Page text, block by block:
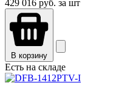
429 016 руб. за шт
В корзину
Есть на складе